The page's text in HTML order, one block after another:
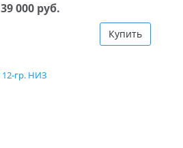
39 000 руб.
Купить